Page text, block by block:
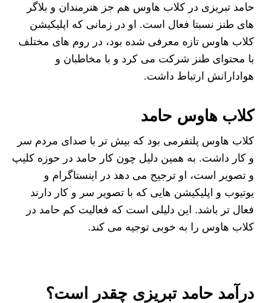
حامد تبریزی در کلاب هاوس هم جز هنرمندان و بلاگر
های طنز نسبتا فعال است. او در زمانی که اپلیکیشن
کلاب هاوس تازه معرفی شده بود، در روم های مختلف
با محتوای طنز شرکت می کرد و با مخاطبان و
هوادارانش ارتباط داشت.
کلاب هاوس حامد
کلاب هاوس پلتفرمی بود که بیش تر با صدای مردم سر
و کار داشت. به همین دلیل چون کار حامد در حوزه کلیپ
و تصویر است، او ترجیح می دهد در اینستاگرام و
یوتیوب و اپلیکیشن هایی که با تصویر سر و کار دارند
فعال تر باشد. این دلیلی است که فعالیت کم حامد در
کلاب هاوس را به خوبی توجیه می کند.
درآمد حامد تبریزی چقدر است؟